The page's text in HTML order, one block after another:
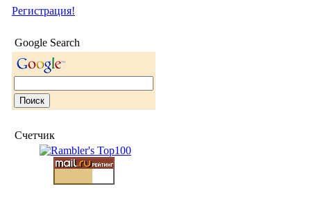
Регистрация!
Google Search
Счетчик